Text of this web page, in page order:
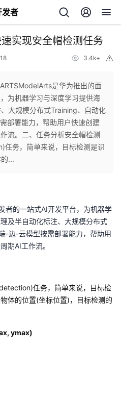
发者
实现安全帽检测任务
3.4k+
是华为推出的面
为机器学习与深度学习提供海
大规模分布式Training、自动化
部署能力，帮助用户快速创建
流。二、任务分析安全帽检测
务，简单来说，目标检测是识
...
者的一站式AI开发平台，为机器学
及半自动化标注、大规模分布式
-边-云模型按需部署能力，帮助用
期AI工作流。
任务，简单来说，目标检
体的位置(坐标位置)，目标检测的
ymax)